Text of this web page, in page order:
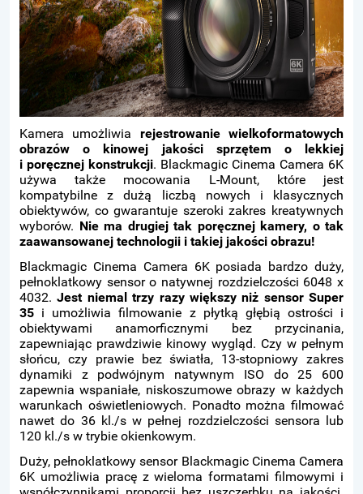
Kamera umożliwia rejestrowanie wielkoformatowych
obrazów o kinowej jakości sprzętem o lekkiej
i poręcznej konstrukcji. Blackmagic Cinema Camera 6K
używa także mocowania L-Mount, które jest
kompatybilne z dużą liczbą nowych i klasycznych
obiektywów, co gwarantuje szeroki zakres kreatywnych
wyborów. Nie ma drugiej tak poręcznej kamery, o tak
zaawansowanej technologii i takiej jakości obrazu!
Blackmagic Cinema Camera 6K posiada bardzo duży,
pełnoklatkowy sensor o natywnej rozdzielczości 6048 x
4032.Jest niemal trzy razy większy niż sensor Super
35 i umożliwia filmowanie z płytką głębią ostrości i
obiektywami anamorficznymi bez przycinania,
zapewniając prawdziwie kinowy wygląd. Czy w pełnym
słońcu, czy prawie bez światła, 13-stopniowy zakres
dynamiki z podwójnym natywnym ISO do 25 600
zapewnia wspaniałe, niskoszumowe obrazy w każdych
warunkach oświetleniowych. Ponadto można filmować
nawet do 36 kl./s w pełnej rozdzielczości sensora lub
120 kl./s w trybie okienkowym.
Duży, pełnoklatkowy sensor Blackmagic Cinema Camera
6K umożliwia pracę z wieloma formatami filmowymi i